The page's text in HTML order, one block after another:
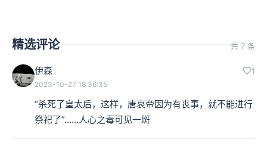
精选评论 共 7 条
伊森 1
2023-10-27 18:36:35
“杀死了皇太后，这样，唐哀帝因为有丧事，就不能进行
祭祀了”……人心之毒可见一斑